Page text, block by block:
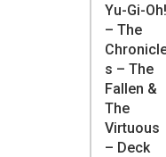
Yu-Gi-Oh!
– The
s – The
Fallen &
The
Virtuous
– Deck